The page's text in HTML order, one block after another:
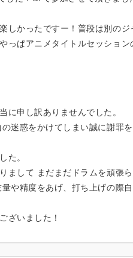
しかったですー！普段は別の
っぱアニメタイトルセッション
に申し訳ありませんでした。
迷惑をかけてしまい誠に謝罪
た。
まして まだまだドラムを頑張
や精度をあげ、打ち上げの際
ざいました！